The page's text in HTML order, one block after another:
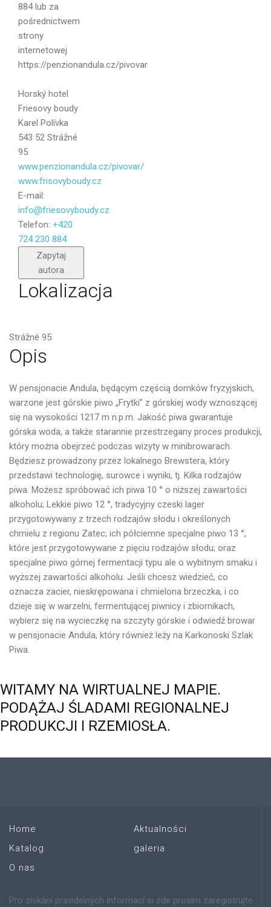
884 lub za
pośrednictwem
strony
internetowej
https://penzionandula.cz/pivovar
Horský hotel
Friesovy boudy
Karel Polívka
543 52 Strážné
95
www.penzionandula.cz/pivovar/
www.frisovyboudy.cz
E-mail:
info@friesovyboudy.cz
Telefon: +420
724 230 884
Zapytaj
autora
Wyślij
Lokalizacja
Strážné 95
Opis
W pensjonacie Andula, będącym częścią domków fryzyjskich,
warzone jest górskie piwo „Frytki” z górskiej wody wznoszącej
się na wysokości 1217 m n.p.m. Jakość piwa gwarantuje
górska woda, a także starannie przestrzegany proces produkcji,
który można obejrzeć podczas wizyty w minibrowarach.
Będziesz prowadzony przez lokalnego Brewstera, który
przedstawi technologię, surowce i wyniki, tj. Kilka rodzajów
piwa. Możesz spróbować ich piwa 10 ° o niższej zawartości
alkoholu; Lekkie piwo 12 °, tradycyjny czeski lager
przygotowywany z trzech rodzajów słodu i określonych
chmielu z regionu Zatec; ich półciemne specjalne piwo 13 °,
które jest przygotowywane z pięciu rodzajów słodu; oraz
specjalne piwo górnej fermentacji typu ale o wybitnym smaku i
wyższej zawartości alkoholu. Jeśli chcesz wiedzieć, co
oznacza zacier, nieskrępowana i chmielona brzeczka, i co
dzieje się w warzelni, fermentującej piwnicy i zbiornikach,
wybierz się na wycieczkę na szczyty górskie i odwiedź browar
w pensjonacie Andula, który również leży na Karkonoski Szlak
Piwa.
WITAMY NA WIRTUALNEJ MAPIE.
PODĄŻAJ ŚLADAMI REGIONALNEJ
PRODUKCJI I RZEMIOSŁA.
Home
Katalog
O nas
Aktualności
galeria
Pro získání pravidelných informací si zde prosím zaregistrujte